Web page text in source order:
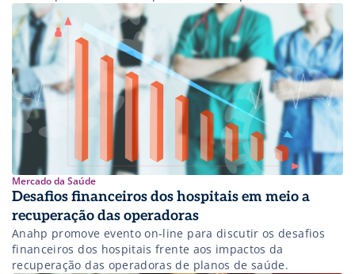
assistencial e a sustentabilidade financeira. Saiba
detalhes!
Mercado da Saúde
Desafios financeiros dos hospitais em meio a
recuperação das operadoras
Anahp promove evento on-line para discutir os desafios
financeiros dos hospitais frente aos impactos da
recuperação das operadoras de planos de saúde.